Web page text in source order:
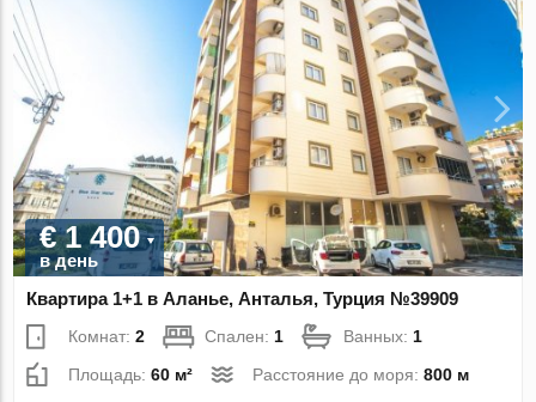
€ 1 400
в день
Квартира 1+1 в Аланье, Анталья, Турция №39909
Комнат:2 Спален:1 Ванных:1
Площадь:60 м² Расстояние до моря:800 м